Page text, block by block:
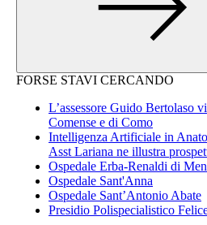
FORSE STAVI CERCANDO
L’assessore Guido Bertolaso
Comense e di Como
Intelligenza Artificiale in
Asst Lariana ne illustra
Ospedale Erba-Renaldi di
Ospedale Sant'Anna
Ospedale Sant’Antonio Abate
Presidio Polispecialistico